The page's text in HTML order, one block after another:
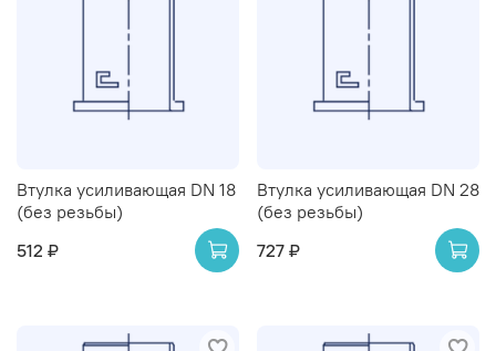
Втулка усиливающая DN 18
(без резьбы)
512 ₽
Втулка усиливающая DN 28
(без резьбы)
727 ₽